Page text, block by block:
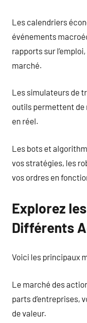
Les calendriers
événements
rapports sur
marché.
Les simulateurs de
outils permettent de
en réel.
Les bots et
vos stratégies, les
vos ordres en
Explorez
Différents
Voici les principaux
Le marché des
parts d’entreprises,
de valeur.